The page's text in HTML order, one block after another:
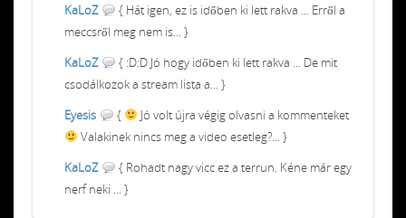
KaLoZ
{ Hát igen, ez is időben ki lett rakva ... Erről a
meccsről meg nem is... }
KaLoZ
{ :D:D Jó hogy időben ki lett rakva ... De mit
csodálkozok a stream lista a... }
Eyesis
{
Jó volt újra végig olvasni a kommenteket
Valakinek nincs meg a video esetleg?... }
KaLoZ
{ Rohadt nagy vicc ez a terrun. Kéne már egy
nerf neki ... }